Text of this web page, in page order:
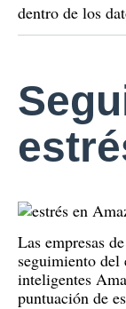
dentro de los
Las empresas
seguimiento del
inteligentes
puntuación de